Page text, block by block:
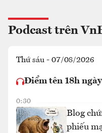
Podcast trên
Thứ sáu - 07/08/2026
Điểm tên 18h
0:30
Blog
phiếu